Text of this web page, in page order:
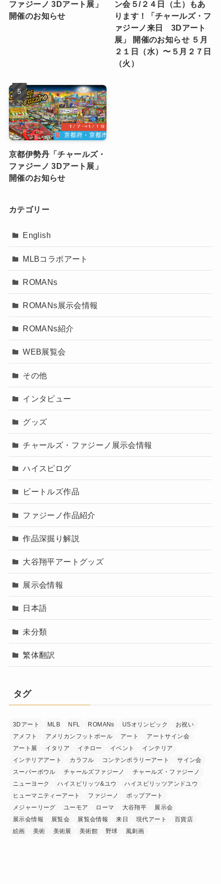
ファジーノ 3Dアート展」
開催のお知らせ
ン会５/２４日（土）もあ
ります！「チャールズ・フ
ァジーノ来日 3Dアート
展」 開催のお知らせ ５月
２１日（水）〜５月２７日
（火）
京都伊勢丹「チャールズ・
ファジーノ 3Dアート展」
開催のお知らせ
カテゴリー
English
MLBコラボアート
ROMANs
ROMANs展示会情報
ROMANs紹介
WEB展覧会
その他
インタビュー
グッズ
チャールズ・ファジーノ展示会情報
ハイスピログ
ビートルズ作品
ファジーノ作品紹介
作品深掘り解説
大谷翔平アートグッズ
展示会情報
日本語
未分類
繁体翻訳
タグ
3Dアート MLB NFL ROMANs USオリンピック
お祝い
アメフト
アメリカンフットボール アート
アートサイン会
アート展
イタリア イチロー イベント
インテリア
インテリアアート
カラフル コンテンポラリーアート
サイン会
スーパーボウル
チャールズファジーノ
チャールズ・ファジーノ
ニューヨーク
ハイスピリッツ&ユウ
ハイスピリッツアンドユウ
ヒューマニティーアート
ファジーノ
ポップアート
メジャーリーグ
ユーモア ローマ 大谷翔平
展示会
展示会情報
展覧会 展覧会情報 来日 現代アート
百貨店
絵画
美術 美術展 美術館 野球 風刺画